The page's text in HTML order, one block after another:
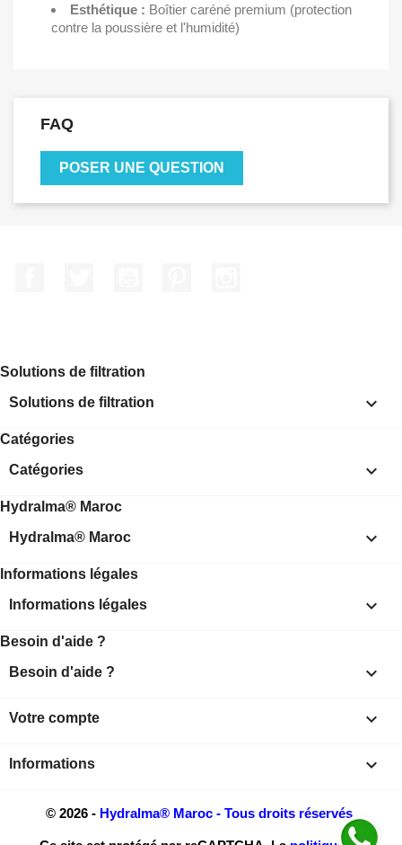
Esthétique : Boîtier caréné premium (protection
contre la poussière et l'humidité)
FAQ
POSER UNE QUESTION
Solutions de filtration
Solutions de filtration

Catégories
Catégories

Hydralma® Maroc
Hydralma® Maroc

Informations légales
Informations légales

Besoin d'aide ?
Besoin d'aide ?

Votre compte 
Informations keyboard_arrow_down
© 2026 - Hydralma® Maroc - Tous droits réservés.